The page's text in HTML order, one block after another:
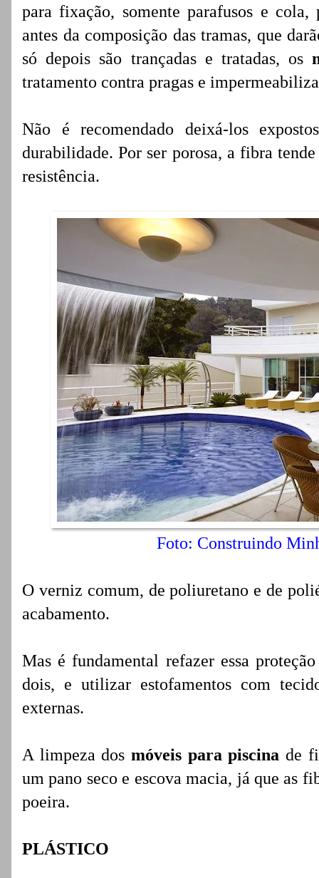
para fixação, somente parafusos e
antes da composição das tramas, que
só depois são trançadas e tratadas, os
tratamento contra pragas e
Não é recomendado deixá-los
durabilidade. Por ser porosa, a fibra
resistência.
Foto: Construindo
O verniz comum, de poliuretano e de
acabamento.
Mas é fundamental refazer essa
dois, e utilizar estofamentos com
externas.
A limpeza dos móveis para piscina de
um pano seco e escova macia, já que as
poeira.
PLÁSTICO